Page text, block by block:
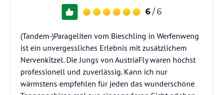
6 / 6
(Tandem-)Parageliten vom Bieschling in Werfenweng
ist ein unvergessliches Erlebnis mit zusätzlichem
Nervenkitzel. Die Jungs von AustriaFly waren höchst
professionell und zuverlässig. Kann ich nur
wärmstens empfehlen für jeden das wunderschöne